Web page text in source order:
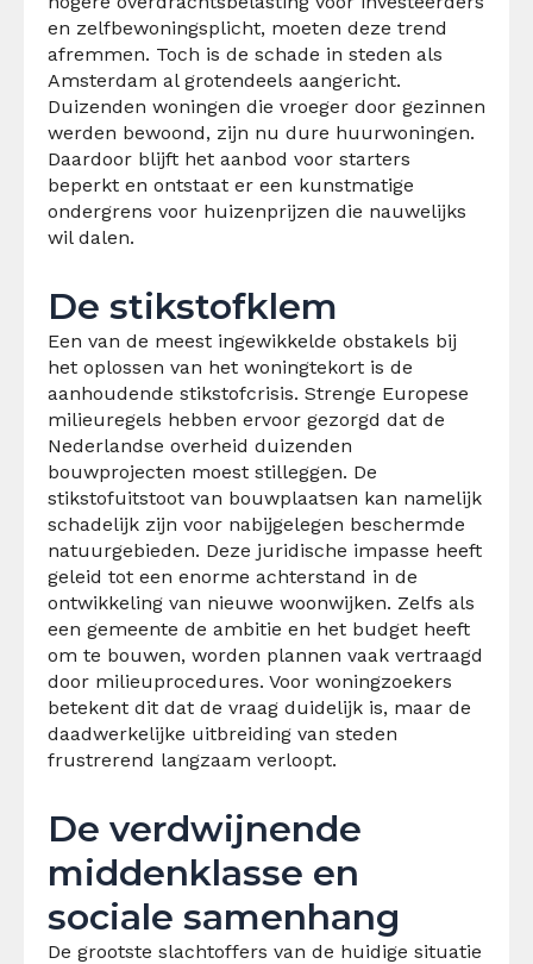
en zelfbewoningsplicht, moeten deze trend
afremmen. Toch is de schade in steden als
Amsterdam al grotendeels aangericht.
Duizenden woningen die vroeger door gezinnen
werden bewoond, zijn nu dure huurwoningen.
Daardoor blijft het aanbod voor starters
beperkt en ontstaat er een kunstmatige
ondergrens voor huizenprijzen die nauwelijks
wil dalen.
De stikstofklem
Een van de meest ingewikkelde obstakels bij
het oplossen van het woningtekort is de
aanhoudende stikstofcrisis. Strenge Europese
milieuregels hebben ervoor gezorgd dat de
Nederlandse overheid duizenden
bouwprojecten moest stilleggen. De
stikstofuitstoot van bouwplaatsen kan namelijk
schadelijk zijn voor nabijgelegen beschermde
natuurgebieden. Deze juridische impasse heeft
geleid tot een enorme achterstand in de
ontwikkeling van nieuwe woonwijken. Zelfs als
een gemeente de ambitie en het budget heeft
om te bouwen, worden plannen vaak vertraagd
door milieuprocedures. Voor woningzoekers
betekent dit dat de vraag duidelijk is, maar de
daadwerkelijke uitbreiding van steden
frustrerend langzaam verloopt.
De verdwijnende
middenklasse en
sociale samenhang
De grootste slachtoffers van de huidige situatie